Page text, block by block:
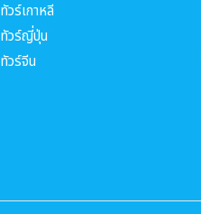
ทัวร์เกาหลี
ทัวร์ญี่ปุ่น
ทัวร์จีน